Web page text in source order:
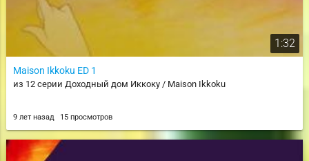
1:32
Maison Ikkoku ED 1
из 12 серии Доходный дом Иккоку / Maison Ikkoku
9 лет назад 15 просмотров